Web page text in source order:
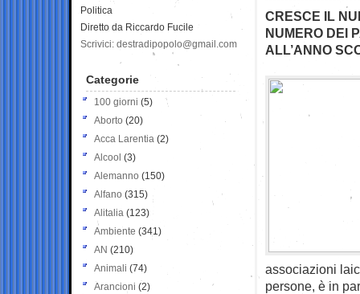
CRESCE IL
NUMERO DEI
ALL’ANNO
associazioni
persone, è in
Politica
Diretto da Riccardo Fucile
Scrivici: destradipopolo@gmail.com
Categorie
100 giorni (5)
Aborto (20)
Acca Larentia (2)
Alcool (3)
Alemanno (150)
Alfano (315)
Alitalia (123)
Ambiente (341)
AN (210)
Animali (74)
Arancioni (2)